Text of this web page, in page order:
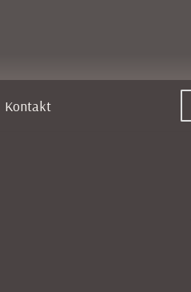
Kontakt